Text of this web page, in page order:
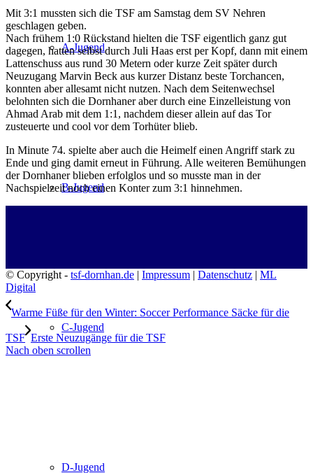
A-Jugend
B-Jugend
C-Jugend
D-Jugend
Mit 3:1 mussten sich die TSF am Samstag dem SV Nehren
geschlagen geben.
Nach frühem 1:0 Rückstand hielten die TSF eigentlich ganz gut
dagegen, hatten selbst durch Juli Haas erst per Kopf, dann mit einem
Lattenschuss aus rund 30 Metern oder kurze Zeit später durch
Neuzugang Marvin Beck aus kurzer Distanz beste Torchancen,
konnten aber allesamt nicht nutzen. Nach dem Seitenwechsel
belohnten sich die Dornhaner aber durch eine Einzelleistung von
Ahmad Arab mit dem 1:1, nachdem dieser allein auf das Tor
zusteuerte und cool vor dem Torhüter blieb.
In Minute 74. spielte aber auch die Heimelf einen Angriff stark zu
Ende und ging damit erneut in Führung. Alle weiteren Bemühungen
der Dornhaner blieben erfolglos und so musste man in der
Nachspielzeit noch einen Konter zum 3:1 hinnehmen.
© Copyright - tsf-dornhan.de | Impressum | Datenschutz | ML
Digital
Warme Füße für den Winter: Soccer Performance Säcke für die
TSF Erste Neuzugänge für die TSF
Nach oben scrollen